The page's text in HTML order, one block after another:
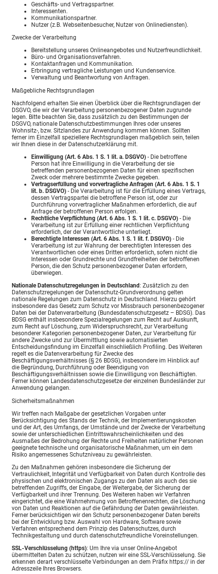
Geschäfts- und Vertragspartner.
Interessenten.
Kommunikationspartner.
Nutzer (z.B. Webseitenbesucher, Nutzer von Onlinediensten).
Zwecke der Verarbeitung
Bereitstellung unseres Onlineangebotes und Nutzerfreundlichkeit.
Büro- und Organisationsverfahren.
Kontaktanfragen und Kommunikation.
Erbringung vertragliche Leistungen und Kundenservice.
Verwaltung und Beantwortung von Anfragen.
Maßgebliche Rechtsgrundlagen
Nachfolgend erhalten Sie einen Überblick über die Rechtsgrundlagen der
DSGVO, die wir der Verarbeitung personenbezogener Daten zugrunde
legen. Bitte beachten Sie, dass zusätzlich zu den Bestimmungen der
DSGVO, nationale Datenschutzbestimmungen Ihres oder unseres
Wohnsitz-, bzw. Sitzlandes zur Anwendung kommen können. Sollten
ferner im Einzelfall speziellere Rechtsgrundlagen maßgeblich sein, teilen
wir Ihnen diese in der Datenschutzerklärung mit.
Einwilligung (Art. 6 Abs. 1 S. 1 lit. a. DSGVO) - Die betroffene
Person hat ihre Einwilligung in die Verarbeitung der sie
betreffenden personenbezogenen Daten für einen spezifischen
Zweck oder mehrere bestimmte Zwecke gegeben.
Vertragserfüllung und vorvertragliche Anfragen (Art. 6 Abs. 1 S. 1
lit. b. DSGVO) - Die Verarbeitung ist für die Erfüllung eines Vertrags,
dessen Vertragspartei die betroffene Person ist, oder zur
Durchführung vorvertraglicher Maßnahmen erforderlich, die auf
Anfrage der betroffenen Person erfolgen.
Rechtliche Verpflichtung (Art. 6 Abs. 1 S. 1 lit. c. DSGVO) - Die
Verarbeitung ist zur Erfüllung einer rechtlichen Verpflichtung
erforderlich, der der Verantwortliche unterliegt.
Berechtigte Interessen (Art. 6 Abs. 1 S. 1 lit. f. DSGVO) - Die
Verarbeitung ist zur Wahrung der berechtigten Interessen des
Verantwortlichen oder eines Dritten erforderlich, sofern nicht die
Interessen oder Grundrechte und Grundfreiheiten der betroffenen
Person, die den Schutz personenbezogener Daten erfordern,
überwiegen.
Nationale Datenschutzregelungen in Deutschland: Zusätzlich zu den
Datenschutzregelungen der Datenschutz-Grundverordnung gelten
nationale Regelungen zum Datenschutz in Deutschland. Hierzu gehört
insbesondere das Gesetz zum Schutz vor Missbrauch personenbezogener
Daten bei der Datenverarbeitung (Bundesdatenschutzgesetz – BDSG). Das
BDSG enthält insbesondere Spezialregelungen zum Recht auf Auskunft,
zum Recht auf Löschung, zum Widerspruchsrecht, zur Verarbeitung
besonderer Kategorien personenbezogener Daten, zur Verarbeitung für
andere Zwecke und zur Übermittlung sowie automatisierten
Entscheidungsfindung im Einzelfall einschließlich Profiling. Des Weiteren
regelt es die Datenverarbeitung für Zwecke des
Beschäftigungsverhältnisses (§ 26 BDSG), insbesondere im Hinblick auf
die Begründung, Durchführung oder Beendigung von
Beschäftigungsverhältnissen sowie die Einwilligung von Beschäftigten.
Ferner können Landesdatenschutzgesetze der einzelnen Bundesländer zur
Anwendung gelangen.
Sicherheitsmaßnahmen
Wir treffen nach Maßgabe der gesetzlichen Vorgaben unter
Berücksichtigung des Stands der Technik, der Implementierungskosten
und der Art, des Umfangs, der Umstände und der Zwecke der Verarbeitung
sowie der unterschiedlichen Eintrittswahrscheinlichkeiten und des
Ausmaßes der Bedrohung der Rechte und Freiheiten natürlicher Personen
geeignete technische und organisatorische Maßnahmen, um ein dem
Risiko angemessenes Schutzniveau zu gewährleisten.
Zu den Maßnahmen gehören insbesondere die Sicherung der
Vertraulichkeit, Integrität und Verfügbarkeit von Daten durch Kontrolle des
physischen und elektronischen Zugangs zu den Daten als auch des sie
betreffenden Zugriffs, der Eingabe, der Weitergabe, der Sicherung der
Verfügbarkeit und ihrer Trennung. Des Weiteren haben wir Verfahren
eingerichtet, die eine Wahrnehmung von Betroffenenrechten, die Löschung
von Daten und Reaktionen auf die Gefährdung der Daten gewährleisten.
Ferner berücksichtigen wir den Schutz personenbezogener Daten bereits
bei der Entwicklung bzw. Auswahl von Hardware, Software sowie
Verfahren entsprechend dem Prinzip des Datenschutzes, durch
Technikgestaltung und durch datenschutzfreundliche Voreinstellungen.
SSL-Verschlüsselung (https): Um Ihre via unser Online-Angebot
übermittelten Daten zu schützen, nutzen wir eine SSL-Verschlüsselung. Sie
erkennen derart verschlüsselte Verbindungen an dem Präfix https:// in der
Adresszeile Ihres Browsers.